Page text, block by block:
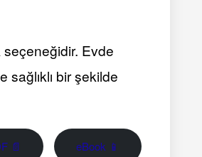
seçeneğidir. Evde
bir şekilde
📄 eBook 📱